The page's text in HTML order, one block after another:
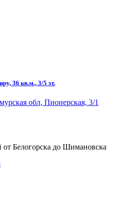
36 кв.м., 3/5 эт.
обл, Пионерская, 3/1
от Белогорска до Шимановска